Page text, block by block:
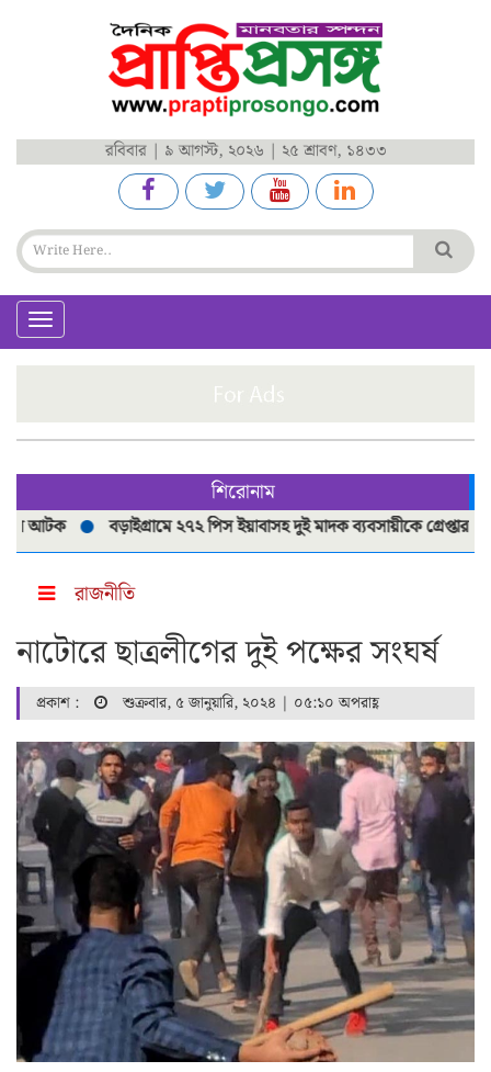
রবিবার | ৯ আগস্ট, ২০২৬ | ২৫ শ্রাবণ, ১৪৩৩
Toggle
navigation
শিরোনাম
বড়াইগ্রামে ২৭২ পিস ইয়াবাসহ দুই মাদক ব্যবসায়ীকে গ্রেপ্তার
রাজনীতি
নাটোরে ছাত্রলীগের দুই পক্ষের সংঘর্ষ
প্রকাশ : শুক্রবার, ৫ জানুয়ারি, ২০২৪ | ০৫:১০ অপরাহ্ণ